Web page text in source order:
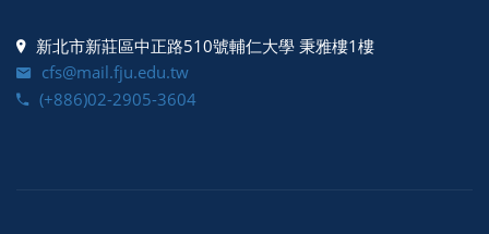
新北市新莊區中正路510號輔仁大學 秉雅樓1樓
cfs@mail.fju.edu.tw
(+886)02-2905-3604